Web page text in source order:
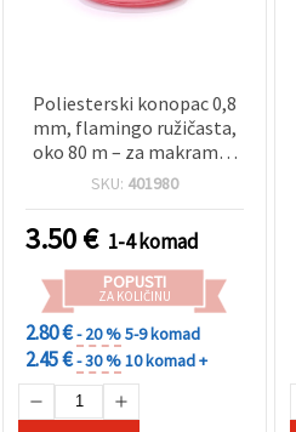
Poliesterski konopac 0,8
mm, flamingo ružičasta,
oko 80 m – za makrame i
ručni rad
SKU: 401980
3.50€ 1-4 komad
POPUSTI
ZA KOLIČINU
2.80 €- 20 %5-9 komad
2.45 €- 30 %10 komad +